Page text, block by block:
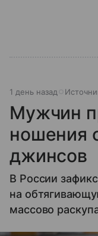
1 день назад
Мужчин
ношения
джинсов
В России
на
массово